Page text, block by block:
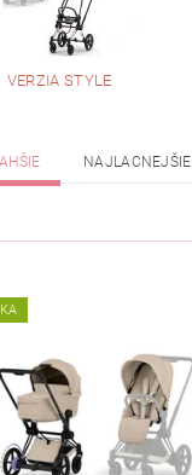
VERZIA STYLE
NAJLACNEJŠIE